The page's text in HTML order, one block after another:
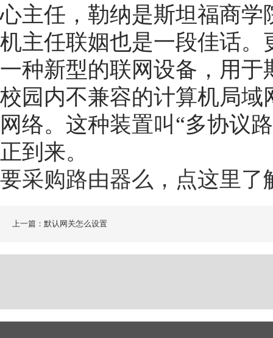
心主任，勒纳是斯坦福商
机主任联姻也是一段佳话
一种新型的联网设备，用于
校园内不兼容的计算机局
网络。这种装置叫“多协议
正到来。
要采购路由器么，点这里了
上一篇：默认网关怎么设置